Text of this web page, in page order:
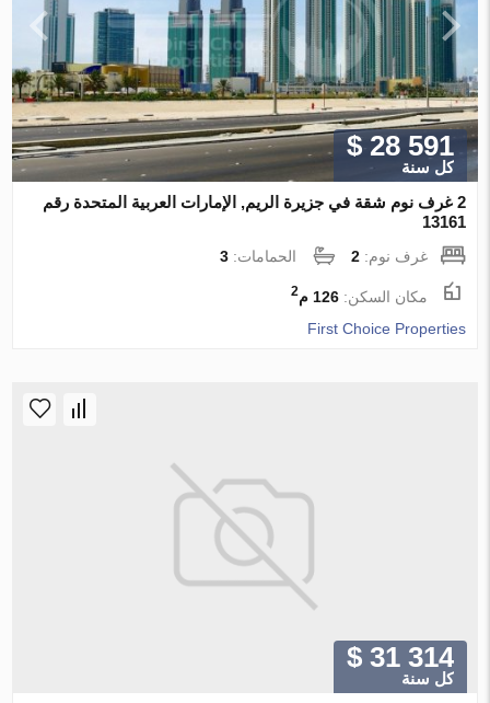
$ 28 591
كل سنة
2 غرف نوم شقة في جزيرة الريم, الإمارات العربية المتحدة رقم
13161
غرف نوم:2 الحمامات:3
مكان السكن:126 م 2
First Choice Properties
$ 31 314
كل سنة